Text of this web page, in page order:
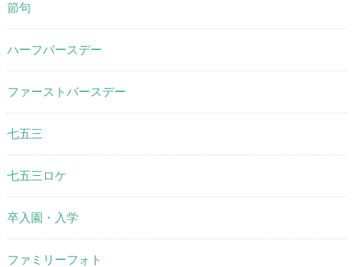
節句
ハーフバースデー
ファーストバースデー
七五三
七五三ロケ
卒入園・入学
ファミリーフォト